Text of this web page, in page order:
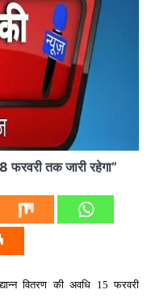
फरवरी तक जारी रहेगा”
वितरण की अवधि 15 फरवरी